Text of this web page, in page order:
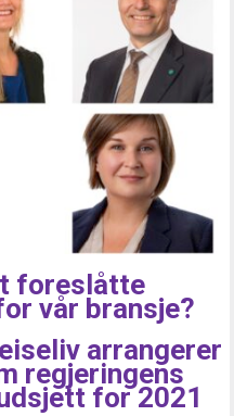
foreslåtte
vår bransje?
arrangerer
regjeringens
for 2021